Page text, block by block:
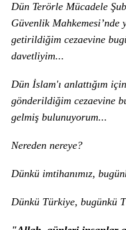
Dün Terörle Mücadele
Güvenlik Mahkemesi’nde
getirildiğim cezaevine
davetliyim...
Dün İslam'ı anlattığım
gönderildiğim cezaevine
gelmiş bulunuyorum...
Nereden nereye?
Dünkü imtihanımız,
Dünkü Türkiye, bugünkü